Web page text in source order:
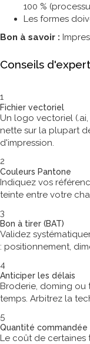
100 %
Les formes
Bon à savoir :
Conseils
1
Fichier vectoriel
Un logo vectoriel
nette sur la plupart
d'impression.
2
Couleurs Pantone
Indiquez vos
teinte entre votre
3
Bon à tirer (BAT)
Validez
: positionnement,
4
Anticiper les délais
Broderie, doming
temps. Arbitrez la
5
Quantité commandée
Le coût de certaines